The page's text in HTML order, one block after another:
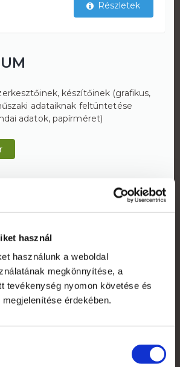
használ
használunk a weboldal
megkönnyítése, a
tevékenység nyomon követése és
érdekében.
Részletek
készítőinek (grafikus,
adataiknak feltüntetése
adatok, papírméret)
2007-ben kifejezetten beltéri
alakult vállalkozás. Saját
képesek vagyunk rövid határidővel,
kiszolgálni ügyfeleinket.